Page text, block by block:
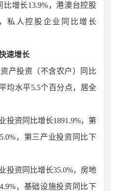
比增长13.9%，港澳台控股
私人控股企业同比增长
速增长
资产投资（不含农户）同比
均水平5.5个百分点，居全
投资同比增长1891.9%，第
，第三产业投资同比下
投资同比增长35.0%，房地
，基础设施投资同比下